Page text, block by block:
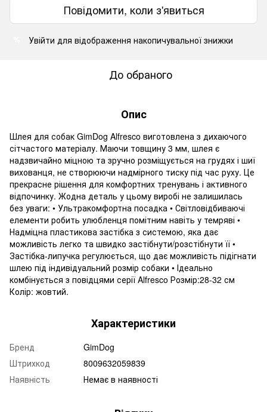
Повідомити, коли з'явиться
Увійти для відображення накопичувальної знижки
До обраного
Опис
Шлея для собак GimDog Alfresco виготовлена з дихаючого
сітчастого матеріалу. Маючи товщину 3 мм, шлея є
надзвичайно міцною та зручно розміщується на грудях і шиї
вихованця, не створюючи надмірного тиску під час руху. Це
прекрасне рішення для комфортних тренувань і активного
відпочинку. Жодна деталь у цьому виробі не залишилась
без уваги: • Ультракомфортна посадка • Світловідбиваючі
елементи робить улюбленця помітним навіть у темряві •
Надміцна пластикова застібка з системою, яка дає
можливість легко та швидко застібнути/розстібнути її •
Застібка-липучка регулюється, що дає можливість підігнати
шлею під індивідуальний розмір собаки • Ідеально
комбінується з повідцями серії Alfresco Розмір:28-32 см
Колір: жовтий.
Характеристики
Бренд
GimDog
Штрихкод
8009632059839
Наявність
Немає в наявності